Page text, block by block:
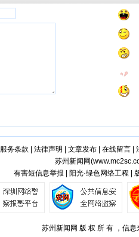
服务条款 法律声明 文章发布| 在线留言|
苏州新闻网(
有害短信息举报 | 阳光·绿色网络工程 |
苏州新闻网 版 权 所 有 ，信